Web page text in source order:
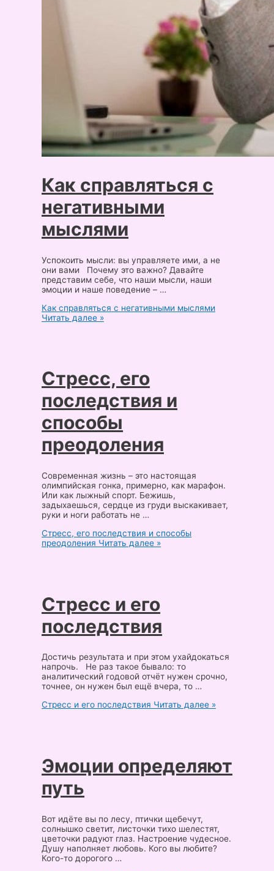
Как справляться с
негативными
мыслями
Успокоить мысли: вы управляете ими, а не
они вами Почему это важно? Давайте
представим себе, что наши мысли, наши
эмоции и наше поведение – …
Как справляться с негативными мыслями
Читать далее »
Стресс, его
последствия и
способы
преодоления
Современная жизнь – это настоящая
олимпийская гонка, примерно, как марафон.
Или как лыжный спорт. Бежишь,
задыхаешься, сердце из груди выскакивает,
руки и ноги работать не …
Стресс, его последствия и способы
преодоления Читать далее »
Стресс и его
последствия
Достичь результата и при этом ухайдокаться
напрочь. Не раз такое бывало: то
аналитический годовой отчёт нужен срочно,
точнее, он нужен был ещё вчера, то …
Стресс и его последствия Читать далее »
Эмоции определяют
путь
Вот идёте вы по лесу, птички щебечут,
солнышко светит, листочки тихо шелестят,
цветочки радуют глаз. Настроение чудесное.
Душу наполняет любовь. Кого вы любите?
Кого-то дорогого …